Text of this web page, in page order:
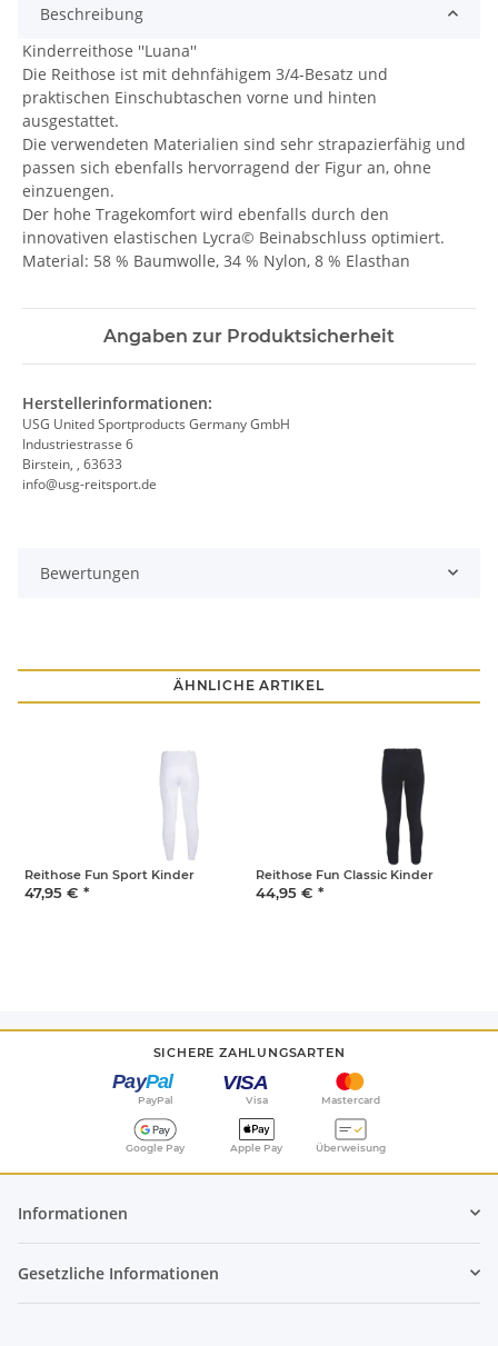
Beschreibung
Kinderreithose ''Luana''
Die Reithose ist mit dehnfähigem 3/4-Besatz und
praktischen Einschubtaschen vorne und hinten
ausgestattet.
Die verwendeten Materialien sind sehr strapazierfähig und
passen sich ebenfalls hervorragend der Figur an, ohne
einzuengen.
Der hohe Tragekomfort wird ebenfalls durch den
innovativen elastischen Lycra© Beinabschluss optimiert.
Material: 58 % Baumwolle, 34 % Nylon, 8 % Elasthan
Angaben zur Produktsicherheit
Herstellerinformationen:
USG United Sportproducts Germany GmbH
Industriestrasse 6
Birstein, , 63633
info@usg-reitsport.de
Bewertungen
ÄHNLICHE ARTIKEL
Reithose Fun Sport Kinder
47,95 € *
Reithose Fun Classic Kinder
44,95 € *
SICHERE ZAHLUNGSARTEN
PayPal Visa Mastercard
Google Pay Apple Pay Überweisung
Informationen
Gesetzliche Informationen